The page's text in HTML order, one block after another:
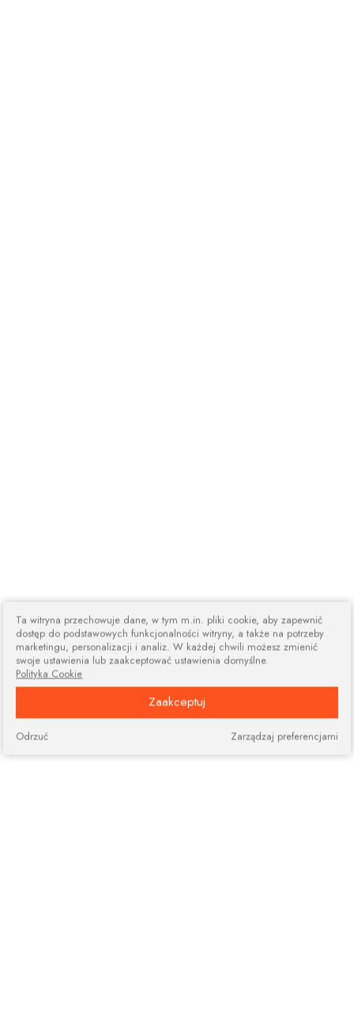
Ta witryna przechowuje dane, w tym m.in. pliki cookie, aby zapewnić
dostęp do podstawowych funkcjonalności witryny, a także na potrzeby
marketingu, personalizacji i analiz. W każdej chwili możesz zmienić
swoje ustawienia lub zaakceptować ustawienia domyślne.
Polityka Cookie
Zaakceptuj
Zarządzaj preferencjami
Odrzuć